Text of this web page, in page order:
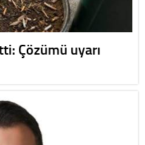
Çözümü uyarı